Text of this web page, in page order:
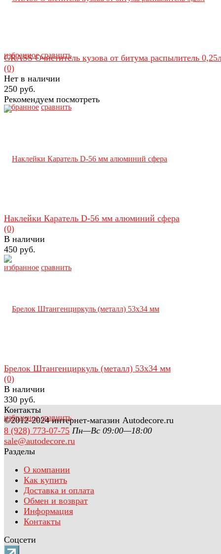
избранное сравнить
избранное сравнить
GRASS Очиститель кузова от битума распылитель
(0)
Нет в наличии
250 руб.
Рекомендуем посмотреть
избранное сравнить
Наклейки Каратель D-56 мм алюминий сфера
(0)
В наличии
450 руб.
избранное сравнить
Брелок Штангенциркуль (металл) 53х34 мм
(0)
В наличии
330 руб.
Контакты
©2012-2024 интернет-магазин Autodecore.ru
8 (928) 773-07-75 Пн—Вс 09:00—18:00
sale@autodecore.ru
Разделы
О компании
Как купить
Доставка и оплата
Обмен и возврат
Информация
Контакты
Соцсети